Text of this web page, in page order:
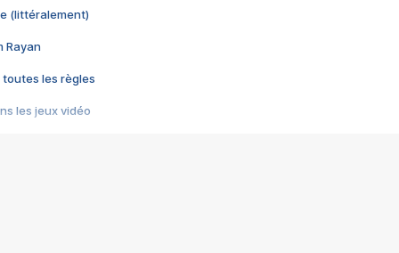
(littéralement)
Rayan
toutes les règles
les jeux vidéo